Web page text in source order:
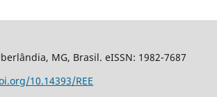
MG, Brasil. eISSN: 1982-7687
10.14393/REE